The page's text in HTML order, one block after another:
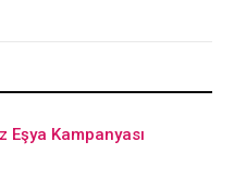
Eşya Kampanyası